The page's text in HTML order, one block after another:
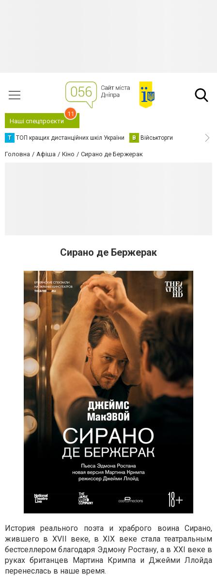
Наші спецпроєкти
11
Т ТОП кращих дистанційних шкіл України В Військторги
Головна Афіша Кіно Сирано де Бержерак
Сирано де Бержерак
История реального поэта и храброго воина Сирано,
жившего в XVII веке, в XIX веке стала театральным
бестселлером благодаря Эдмону Ростану, а в XXI веке в
руках британцев Мартина Кримпа и Джейми Ллойда
перенеслась в наше время.